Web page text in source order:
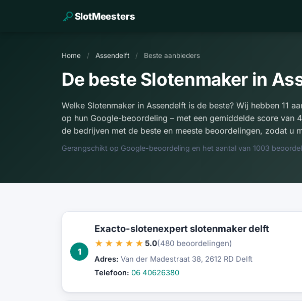
SlotMeesters
Home / Assendelft / Beste aanbieders
De beste Slotenmaker in
Welke Slotenmaker in Assendelft is de beste? Wij hebben 11
op hun Google-beoordeling – met een gemiddelde score van
de bedrijven met de beste en meeste beoordelingen, zodat u
Gerangschikt op Google-beoordeling en het aantal van 1003
1
Exacto-slotenexpert slotenmaker delft
★★★★★ 5.0(480 beoordelingen)
Adres: Van der Madestraat 38, 2612 RD Delft
Telefoon: 06 40626380